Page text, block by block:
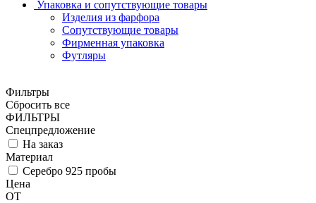
Упаковка и сопутствующие товары
Изделия из фарфора
Сопутствующие товары
Фирменная упаковка
Футляры
Фильтры
Сбросить все
ФИЛЬТРЫ
Спецпредложение
На заказ
Материал
Серебро 925 пробы
Цена
ОТ